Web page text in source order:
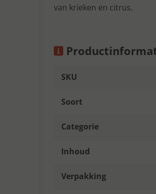
van krieken en citrus.
SKU
Soort
Categorie
Inhoud
Verpakking